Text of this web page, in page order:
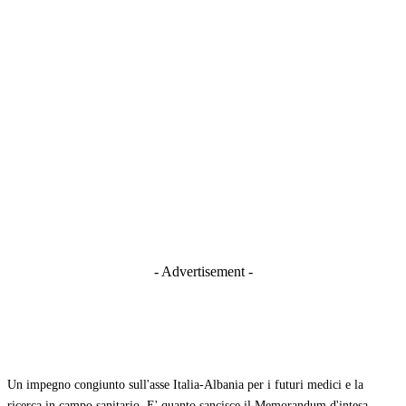
- Advertisement -
Un impegno congiunto sull'asse Italia-Albania per i futuri medici e la